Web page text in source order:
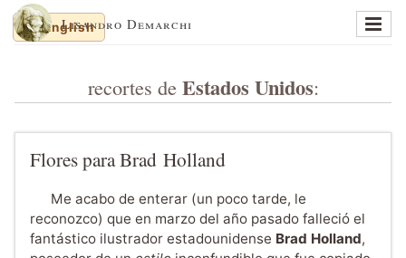
Lisandro Demarchi
Memorias y balanceos
Cuaderno de dibujos
Sitios recomendados
Recortes al paso
recortes de Estados Unidos:
Flores para Brad Holland
Me acabo de enterar (un poco tarde, le
reconozco) que en marzo del año pasado falleció el
fantástico ilustrador estadounidense Brad Holland,
English